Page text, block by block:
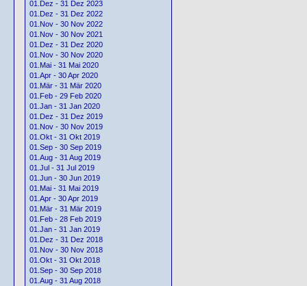
01.Dez - 31 Dez 2023
01.Dez - 31 Dez 2022
01.Nov - 30 Nov 2022
01.Nov - 30 Nov 2021
01.Dez - 31 Dez 2020
01.Nov - 30 Nov 2020
01.Mai - 31 Mai 2020
01.Apr - 30 Apr 2020
01.Mär - 31 Mär 2020
01.Feb - 29 Feb 2020
01.Jan - 31 Jan 2020
01.Dez - 31 Dez 2019
01.Nov - 30 Nov 2019
01.Okt - 31 Okt 2019
01.Sep - 30 Sep 2019
01.Aug - 31 Aug 2019
01.Jul - 31 Jul 2019
01.Jun - 30 Jun 2019
01.Mai - 31 Mai 2019
01.Apr - 30 Apr 2019
01.Mär - 31 Mär 2019
01.Feb - 28 Feb 2019
01.Jan - 31 Jan 2019
01.Dez - 31 Dez 2018
01.Nov - 30 Nov 2018
01.Okt - 31 Okt 2018
01.Sep - 30 Sep 2018
01.Aug - 31 Aug 2018